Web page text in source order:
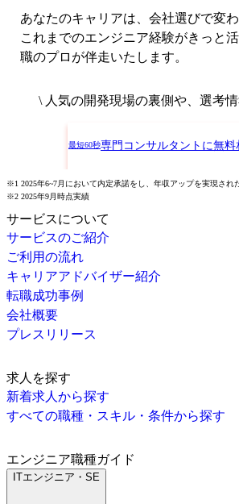
あなたのキャリアは、会社選びで変わ
これまでのエンジニア経験がきっと
職のプロが伴走いたします。
\ 人気の開発現場の裏側や、選考
最短60秒専門コンサルタントに無料
※1 2025年6~7月において内定承諾をし、年収アップを実現され
※2 2025年9月時点実績
サービスについて
サービスのご紹介
ご利用の流れ
キャリアアドバイザー紹介
転職成功事例
会社概要
プレスリリース
求人を探す
新着求人から探す
すべての職種・スキル・条件から探す
エンジニア職種ガイド
ITエンジニア・SE